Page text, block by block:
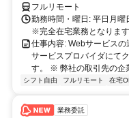
フルリモート
勤務時間・曜日: 平日月
※完全在宅業務となります
仕事内容: Webサービス
サービスプロバイダにて
す。 ※ 弊社の取引先の企
シフト自由 フルリモート 在宅
業務委託